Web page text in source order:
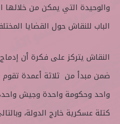
والوحيدة التي يمكن من
الباب للنقاش حول القضايا
النقاش يتركز على فكرة أن
ضمن مبدأ من ثلاثة أعمدة
واحد وحكومة واحدة وجيش
كتلة عسكرية خارج الدولة،